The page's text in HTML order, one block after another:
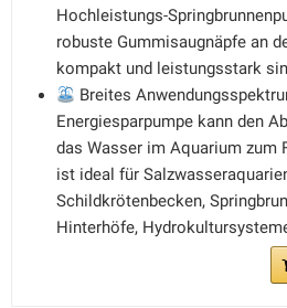
Hochleistungs-
robuste Gummisaugnäpfe an
kompakt und leistungsstark
Breites
Energiesparpumpe kann den
das Wasser im Aquarium zum
ist ideal für
Schildkrötenbecken,
Hinterhöfe,